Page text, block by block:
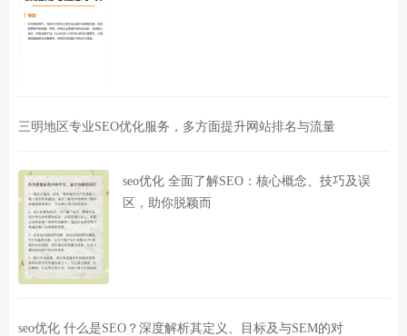
三明地区专业SEO优化服务，多方面提升网站排名与流量
seo优化 全面了解SEO：核心概念、技巧及误
区，助你脱颖而
seo优化 什么是SEO？深度解析其定义、目标及与SEM的对